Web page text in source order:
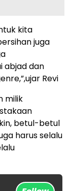
kita
juga
abjad dan
Revi
milik
betul-betul
harus selalu